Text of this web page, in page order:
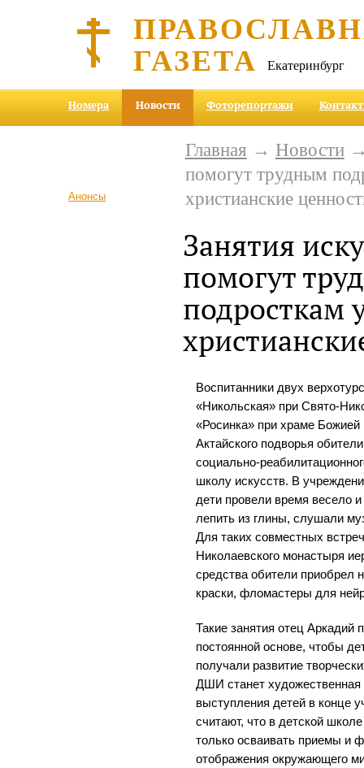
ГАЗЕТА Екатеринбург
Номера Новости Фоторепортажи
Анонсы
Главная → Новости→
помогут трудным
христианские
Занятия
помогут
подросткам
Воспитанники двух
«Никольская» при Свято-
«Росинка» при храме
Актайского подворья
социально-
школу искусств. В
дети провели время весело
лепить из глины, слушали
Для таких совместных
Николаевского монастыря
средства обители приобрел
краски, фломастеры для
Такие занятия отец Аркадий
постоянной основе, чтобы
получали развитие
ДШИ станет
выступления детей в конце
считают, что в детской
только осваивать приемы и
отображения окружающего